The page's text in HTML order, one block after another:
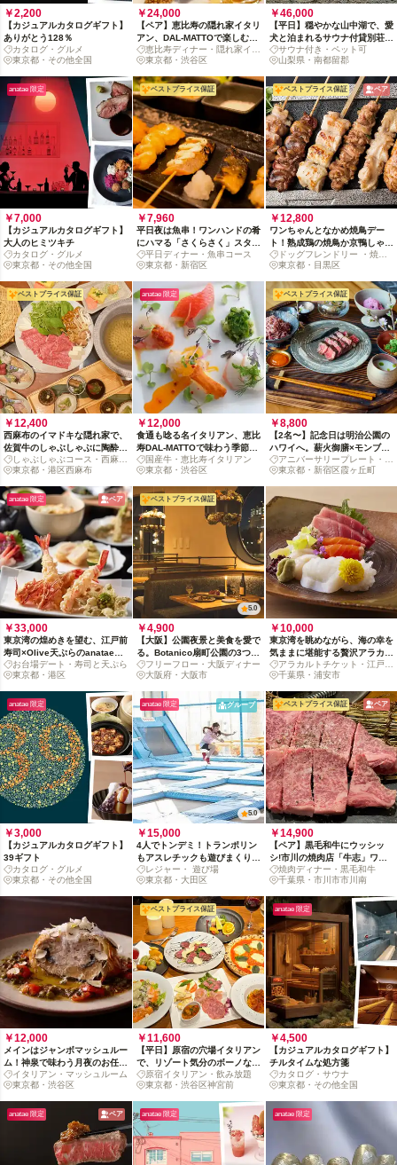
￥2,200
【カジュアルカタログギフト】
ありがとう128％
カタログ・グルメ
東京都・その他全国
￥24,000
【ペア】恵比寿の隠れ家イタリ
アン、DAL-MATTOで楽しむ旬
食材と国産牛の贅沢ディナー
恵比寿ディナー・隠れ家イタ
リアン
東京都・渋谷区
￥46,000
【平日】穏やかな山中湖で、愛
犬と泊まれるサウナ付貸別荘リ
トリート
サウナ付き・ペット可
山梨県・南都留郡
anatae 限定
￥7,000
【カジュアルカタログギフト】
大人のヒミツキチ
カタログ・グルメ
東京都・その他全国
ベストプライス保証
￥7,960
平日夜は魚串！ワンハンドの肴
にハマる「さくらさく」スタン
ダードコース（2名〜）
平日ディナー・魚串コース
東京都・新宿区
ベストプライス保証 ペア
￥12,800
ワンちゃんとなかめ焼鳥デー
ト！熟成鶏の焼鳥か京鴨しゃぶ
で迷う幸せ【金土除く】
ドッグフレンドリー ・焼き
鳥
東京都・目黒区
ベストプライス保証
￥12,400
西麻布のイマドキな隠れ家で、
佐賀牛のしゃぶしゃぶに陶酔す
るひと夜（2名〜）
しゃぶしゃぶコース・西麻布
ディナー
東京都・港区西麻布
anatae 限定
￥12,000
食通も唸る名イタリアン、恵比
寿DAL-MATTOで味わう季節の
お任せディナーコース
国産牛・恵比寿イタリアン
東京都・渋谷区
ベストプライス保証
￥8,800
【2名〜】記念日は明治公園の
ハワイへ。薪火御膳×モンブラ
ンでお祝いサプライズ
アニバーサリープレート・ラ
ンチコース
東京都・新宿区霞ヶ丘町
anatae 限定 ペア
￥33,000
東京湾の煌めきを望む、江戸前
寿司×Olive天ぷらのanatae限
定コース
お台場デート・寿司と天ぷら
東京都・港区
ベストプライス保証
5.0
￥4,900
【大阪】公園夜景と美食を愛で
る。Botanico扇町公園の3つの
ディナーコース
フリーフロー・大阪ディナー
大阪府・大阪市
￥10,000
東京湾を眺めながら、海の幸を
気ままに堪能する贅沢アラカル
ト体験
アラカルトチケット・江戸前
寿司
千葉県・浦安市
anatae 限定
￥3,000
【カジュアルカタログギフト】
39ギフト
カタログ・グルメ
東京都・その他全国
anatae 限定 グループ
5.0
￥15,000
4人でトンデミ！トランポリン
もアスレチックも遊びまくりの
2時間へ
レジャー・ 遊び場
東京都・大田区
ベストプライス保証 ペア
￥14,900
【ペア】黒毛和牛にウッシッ
シ!市川の焼肉店「牛志」ワー
ルドに沼れ
焼肉ディナー・黒毛和牛
千葉県・市川市市川南
￥12,000
メインはジャンボマッシュルー
ム！神泉で味わう月夜のお任せ
コース
イタリアン・マッシュルーム
東京都・渋谷区
ベストプライス保証
￥11,600
【平日】原宿の穴場イタリアン
で、リゾート気分のボーノな宴
（2名〜／飲み放題付）
原宿イタリアン・飲み放題
東京都・渋谷区神宮前
anatae 限定
￥4,500
【カジュアルカタログギフト】
チルタイムな処方箋
カタログ・サウナ
東京都・その他全国
anatae 限定 ペア anatae 限定 anatae 限定